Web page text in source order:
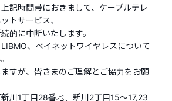
上記時間帯におきまして、ケーブルテレ
トサービス、
的に中断いたします。
、ベイネットワイヤレスについて
すが、皆さまのご理解とご協力をお願
新川1丁目28番地、新川2丁目15～17,23